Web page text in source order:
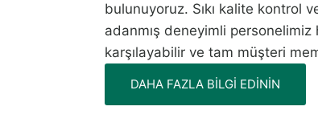
bulunuyoruz. Sıkı kalite kontrol
adanmış deneyimli personelimiz
karşılayabilir ve tam müşteri
DAHA FAZLA BILGI EDININ